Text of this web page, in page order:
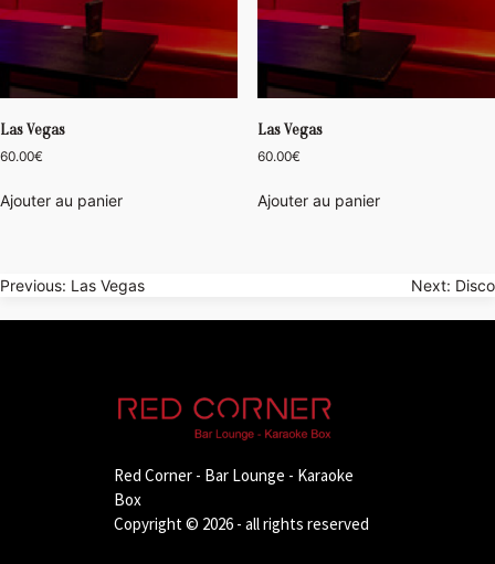
Las Vegas
60.00€
Ajouter au panier
Las Vegas
60.00€
Ajouter au panier
Navigation
de
Previous: Las Vegas Next: Disco
Red Corner - Bar Lounge - Karaoke
Box
Copyright © 2026 - all rights reserved